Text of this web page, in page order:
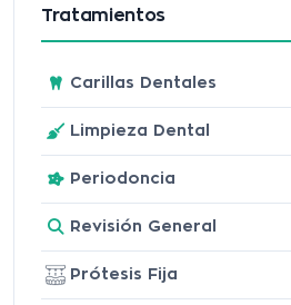
Tratamientos
Carillas Dentales
Limpieza Dental
Periodoncia
Revisión General
Prótesis Fija